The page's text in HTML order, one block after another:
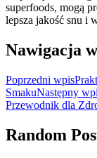
superfoods, mogą
lepsza jakość snu i
Nawigacja
Poprzedni wpis
SmakuNastępny
Przewodnik dla
Random